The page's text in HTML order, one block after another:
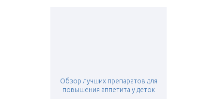
Обзор лучших препаратов для
повышения аппетита у деток